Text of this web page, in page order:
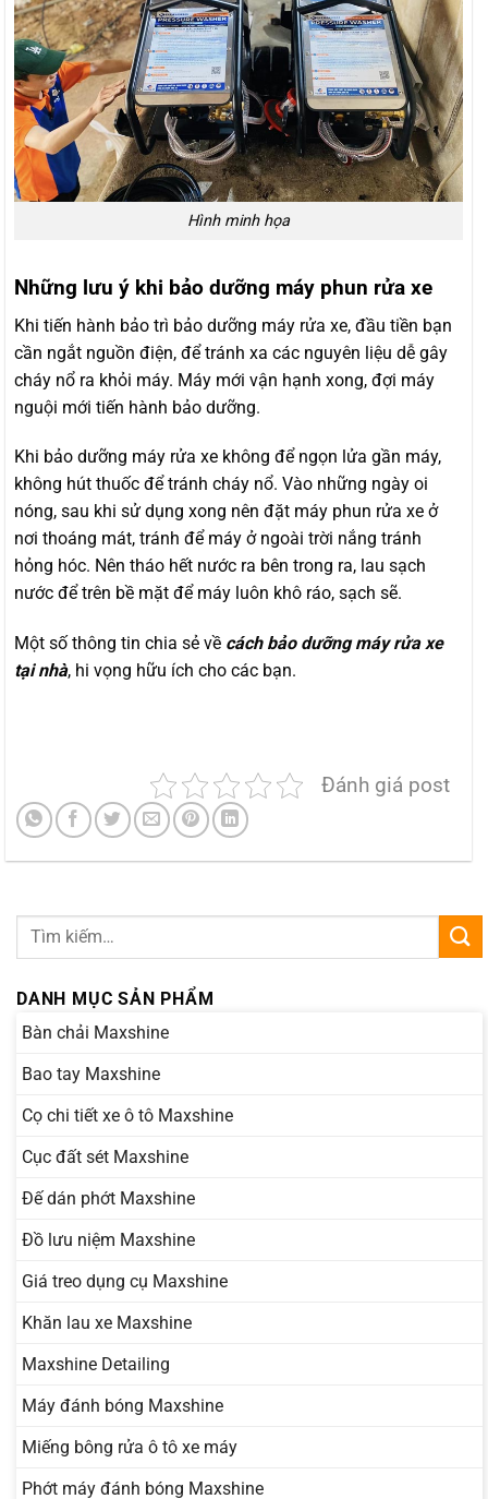
Hình minh họa
Những lưu ý khi bảo dưỡng máy phun rửa xe
Khi tiến hành bảo trì bảo dưỡng máy rửa xe, đầu tiền bạn
cần ngắt nguồn điện, để tránh xa các nguyên liệu dễ gây
cháy nổ ra khỏi máy. Máy mới vận hạnh xong, đợi máy
nguội mới tiến hành bảo dưỡng.
Khi bảo dưỡng máy rửa xe không để ngọn lửa gần máy,
không hút thuốc để tránh cháy nổ. Vào những ngày oi
nóng, sau khi sử dụng xong nên đặt máy phun rửa xe ở
nơi thoáng mát, tránh để máy ở ngoài trời nắng tránh
hỏng hóc. Nên tháo hết nước ra bên trong ra, lau sạch
nước để trên bề mặt để máy luôn khô ráo, sạch sẽ.
Một số thông tin chia sẻ về cách bảo dưỡng máy rửa xe
tại nhà, hi vọng hữu ích cho các bạn.
Đánh giá post
DANH MỤC SẢN PHẨM
Bàn chải Maxshine
Bao tay Maxshine
Cọ chi tiết xe ô tô Maxshine
Cục đất sét Maxshine
Đế dán phớt Maxshine
Đồ lưu niệm Maxshine
Giá treo dụng cụ Maxshine
Khăn lau xe Maxshine
Maxshine Detailing
Máy đánh bóng Maxshine
Miếng bông rửa ô tô xe máy
Phớt máy đánh bóng Maxshine